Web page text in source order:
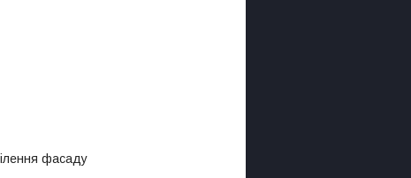
фасаду